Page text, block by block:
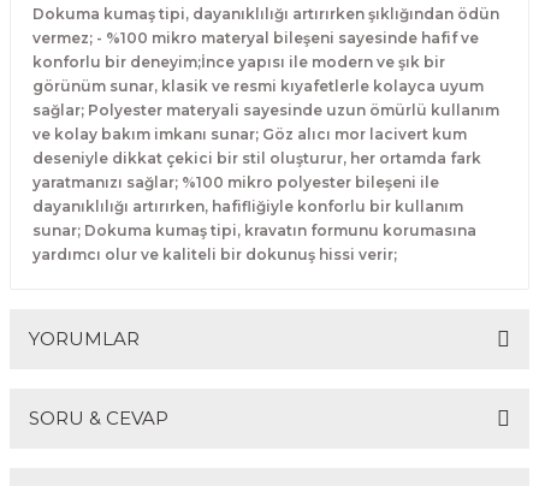
Dokuma kumaş tipi, dayanıklılığı artırırken şıklığından ödün
vermez; - %100 mikro materyal bileşeni sayesinde hafif ve
konforlu bir deneyim;İnce yapısı ile modern ve şık bir
görünüm sunar, klasik ve resmi kıyafetlerle kolayca uyum
sağlar; Polyester materyali sayesinde uzun ömürlü kullanım
ve kolay bakım imkanı sunar; Göz alıcı mor lacivert kum
deseniyle dikkat çekici bir stil oluşturur, her ortamda fark
yaratmanızı sağlar; %100 mikro polyester bileşeni ile
dayanıklılığı artırırken, hafifliğiyle konforlu bir kullanım
sunar; Dokuma kumaş tipi, kravatın formunu korumasına
yardımcı olur ve kaliteli bir dokunuş hissi verir;
YORUMLAR
SORU & CEVAP